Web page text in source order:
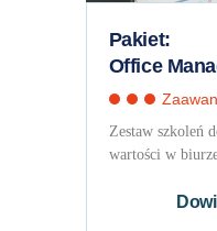
Pakiet:
Office
Zestaw szkoleń
wartości w biurze